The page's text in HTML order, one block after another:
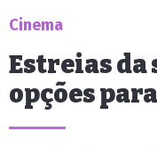
Cinema
Estreias da
opções